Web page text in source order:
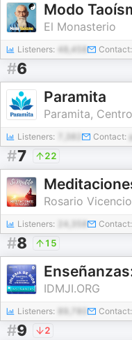
Modo
El Monasterio
Listeners: 48,458 Contact:
#6
Paramita
Paramita,
Listeners: Contact:
#7 22
Rosario Vicencio
Listeners: Contact:
#8 15
IDMJI.ORG
Listeners: Contact:
#9 2